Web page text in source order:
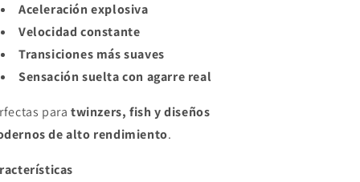
Aceleración explosiva
Velocidad constante
Transiciones más suaves
Sensación suelta con agarre real
para twinzers, fish y diseños
de alto rendimiento.